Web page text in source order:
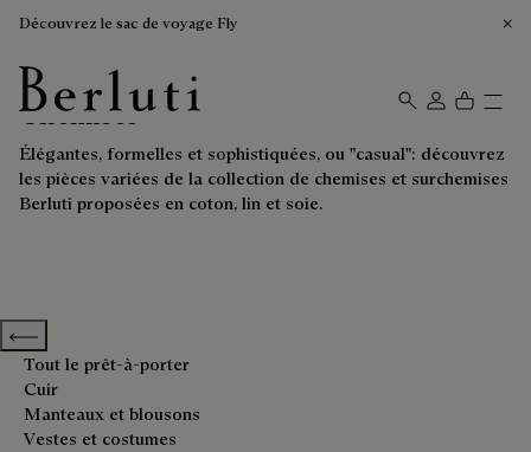
Découvrez le sac de voyage Fly
Page d'Accueil Berluti
Chemises
Élégantes, formelles et sophistiquées, ou "casual": découvrez
les pièces variées de la collection de chemises et surchemises
Berluti proposées en coton, lin et soie.
Previous categories
Tout le prêt-à-porter
Cuir
Manteaux et blousons
Vestes et costumes